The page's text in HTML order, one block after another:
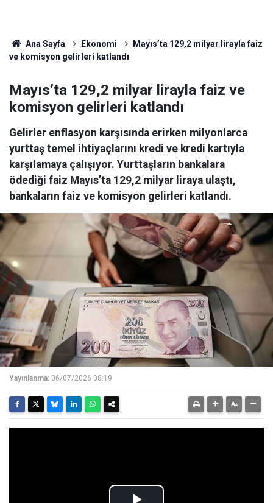
Ana Sayfa Ekonomi
Mayıs’ta 129,2 milyar lirayla faiz
ve komisyon gelirleri katlandı
Mayıs’ta 129,2 milyar lirayla faiz ve
komisyon gelirleri katlandı
Gelirler enflasyon karşısında erirken milyonlarca
yurttaş temel ihtiyaçlarını kredi ve kredi kartıyla
karşılamaya çalışıyor. Yurttaşların bankalara
ödediği faiz Mayıs’ta 129,2 milyar liraya ulaştı,
bankaların faiz ve komisyon gelirleri katlandı.
Yayınlanma: 06/07/2026 08:19